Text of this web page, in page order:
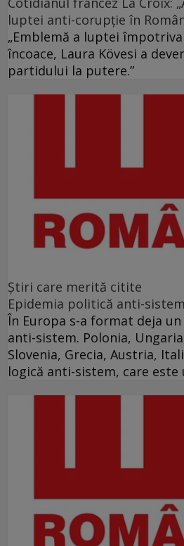
luptei anti-corupţie în
„Emblemă a luptei
încoace, Laura Kövesi a
partidului la putere.”
Ştiri care merită citite
Epidemia politică anti-
În Europa s-a format deja
anti-sistem. Polonia,
Slovenia, Grecia, Austria,
logică anti-sistem, care este